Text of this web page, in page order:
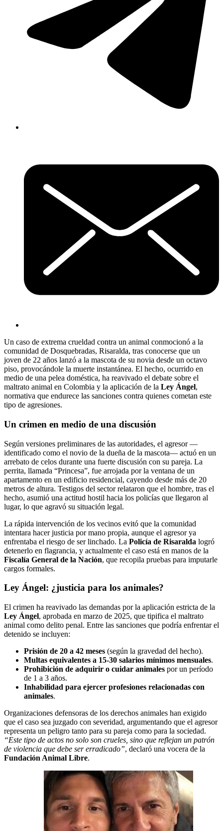
Un caso de extrema crueldad contra un animal conmocionó a la
comunidad de Dosquebradas, Risaralda, tras conocerse que un
joven de 22 años lanzó a la mascota de su novia desde un octavo
piso, provocándole la muerte instantánea. El hecho, ocurrido en
medio de una pelea doméstica, ha reavivado el debate sobre el
maltrato animal en Colombia y la aplicación de la Ley Ángel,
normativa que endurece las sanciones contra quienes cometan este
tipo de agresiones.
Un crimen en medio de una discusión
Según versiones preliminares de las autoridades, el agresor —
identificado como el novio de la dueña de la mascota— actuó en un
arrebato de celos durante una fuerte discusión con su pareja. La
perrita, llamada “Princesa”, fue arrojada por la ventana de un
apartamento en un edificio residencial, cayendo desde más de 20
metros de altura. Testigos del sector relataron que el hombre, tras el
hecho, asumió una actitud hostil hacia los policías que llegaron al
lugar, lo que agravó su situación legal.
La rápida intervención de los vecinos evitó que la comunidad
intentara hacer justicia por mano propia, aunque el agresor ya
enfrentaba el riesgo de ser linchado. La Policía de Risaralda logró
detenerlo en flagrancia, y actualmente el caso está en manos de la
Fiscalía General de la Nación, que recopila pruebas para imputarle
cargos formales.
Ley Ángel: ¿justicia para los animales?
El crimen ha reavivado las demandas por la aplicación estricta de la
Ley Ángel, aprobada en marzo de 2025, que tipifica el maltrato
animal como delito penal. Entre las sanciones que podría enfrentar el
detenido se incluyen:
Prisión de 20 a 42 meses (según la gravedad del hecho).
Multas equivalentes a 15-30 salarios mínimos mensuales.
Prohibición de adquirir o cuidar animales por un período
de 1 a 3 años.
Inhabilidad para ejercer profesiones relacionadas con
animales.
Organizaciones defensoras de los derechos animales han exigido
que el caso sea juzgado con severidad, argumentando que el agresor
representa un peligro tanto para su pareja como para la sociedad.
“Este tipo de actos no solo son crueles, sino que reflejan un patrón
de violencia que debe ser erradicado”, declaró una vocera de la
Fundación Animal Libre.